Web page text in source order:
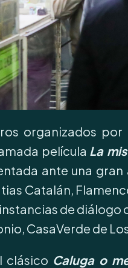
organizados
película La
ante una
Catalán,
de diálogo
CasaVerde de
clásico Caluga o